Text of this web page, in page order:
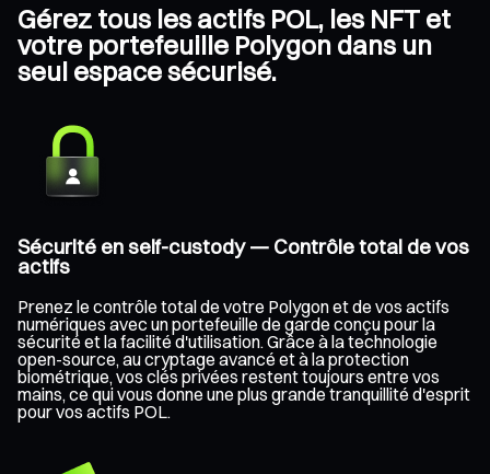
Gérez tous les actifs POL, les NFT et
votre portefeuille Polygon dans un
seul espace sécurisé.
Sécurité en self-custody — Contrôle total de vos
actifs
Prenez le contrôle total de votre Polygon et de vos actifs
numériques avec un portefeuille de garde conçu pour la
sécurité et la facilité d'utilisation. Grâce à la technologie
open-source, au cryptage avancé et à la protection
biométrique, vos clés privées restent toujours entre vos
mains, ce qui vous donne une plus grande tranquillité d'esprit
pour vos actifs POL.